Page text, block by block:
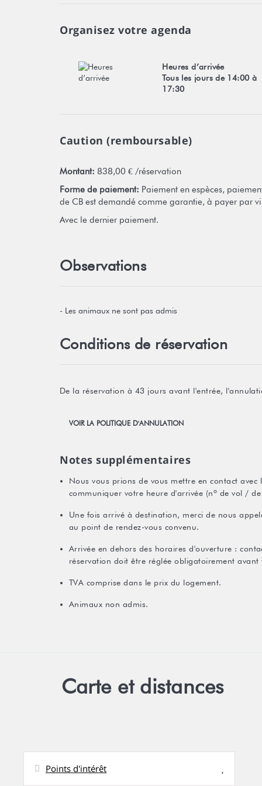
Organisez votre agenda
Heures d’arrivée
Tous les jours de 14:00 à
17:30
Caution (remboursable)
Montant: 838,00 € /réservation
Forme de paiement: Paiement en espèces,
de CB est demandé comme garantie, à payer par
Avec le dernier paiement.
Observations
- Les animaux ne sont pas admis
Conditions de réservation
De la réservation à 43 jours avant l'entrée,
VOIR LA POLITIQUE D'ANNULATION
Notes supplémentaires
Nous vous prions de vous mettre en contact
communiquer votre heure d'arrivée (nº de vol /
Une fois arrivé à destination, merci de nous
au point de rendez-vous convenu.
Arrivée en dehors des horaires d'ouverture :
réservation doit être réglée obligatoirement avant
TVA comprise dans le prix du logement.
Animaux non admis.
Carte et distances
Points d'intérêt